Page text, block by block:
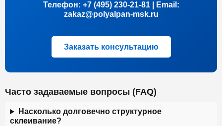
Телефон: +7 (495) 230-21-81 | Email:
zakaz@polyalpan-msk.ru
Заказать консультацию
Часто задаваемые вопросы (FAQ)
Насколько долговечно структурное
склеивание?